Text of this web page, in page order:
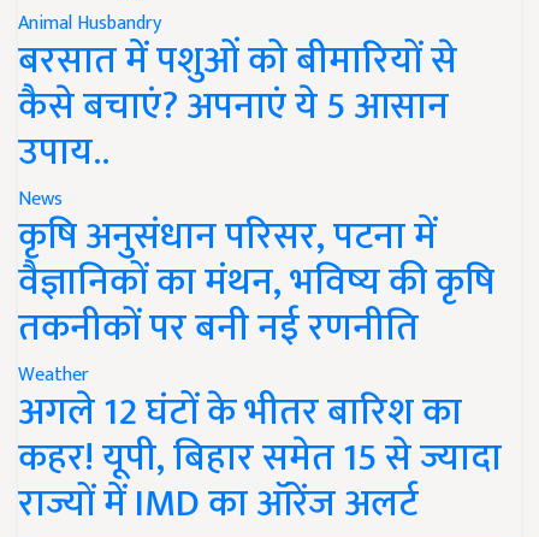
Animal Husbandry
बरसात में पशुओं को बीमारियों से
कैसे बचाएं? अपनाएं ये 5 आसान
उपाय..
News
कृषि अनुसंधान परिसर, पटना में
वैज्ञानिकों का मंथन, भविष्य की कृषि
तकनीकों पर बनी नई रणनीति
Weather
अगले 12 घंटों के भीतर बारिश का
कहर! यूपी, बिहार समेत 15 से ज्यादा
राज्यों में IMD का ऑरेंज अलर्ट